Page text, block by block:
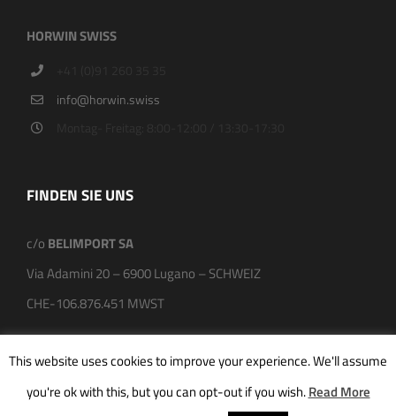
HORWIN SWISS
info@horwin.swiss
FINDEN SIE UNS
c/o BELIMPORT SA
Via Adamini 20 – 6900 Lugano – SCHWEIZ
CHE-106.876.451 MWST
This website uses cookies to improve your experience. We'll assume
you're ok with this, but you can opt-out if you wish.Read More